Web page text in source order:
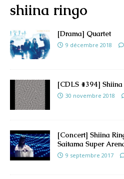
shiina ringo
[Drama] Quartet
9 décembre 2018
[CDLS #394]
30 novembre 2018
[Concert] Shiina
Saitama Super
9 septembre 2017